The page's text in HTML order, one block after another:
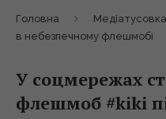
Головна Медіатусовка
в небезпечному флешмобі
У соцмережах
флешмоб #kiki